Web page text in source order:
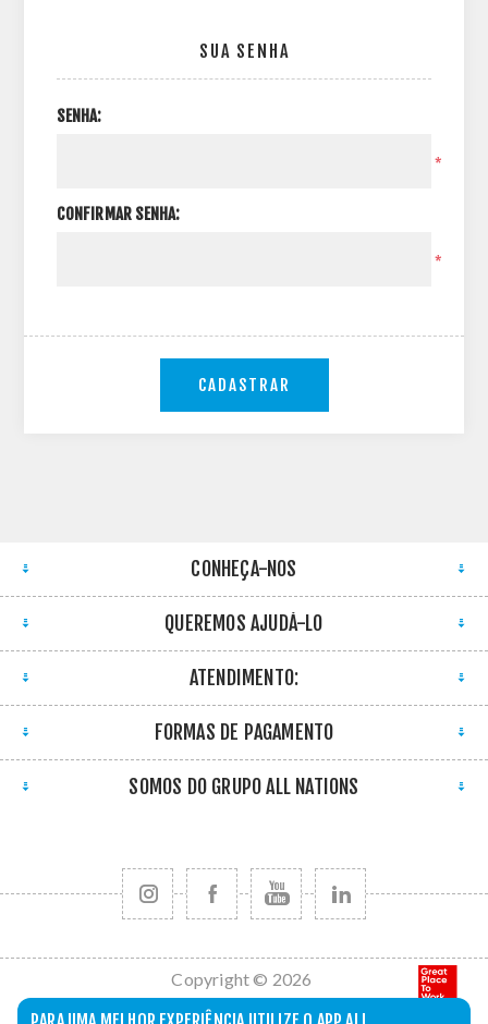
SUA SENHA
SENHA:
*
CONFIRMAR SENHA:
*
CADASTRAR
CONHEÇA-NOS
QUEREMOS AJUDÁ-LO
ATENDIMENTO:
FORMAS DE PAGAMENTO
SOMOS DO GRUPO ALL NATIONS
Copyright © 2026
All Nations. Todos